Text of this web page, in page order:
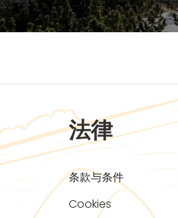
法律
条款与条件
Cookies